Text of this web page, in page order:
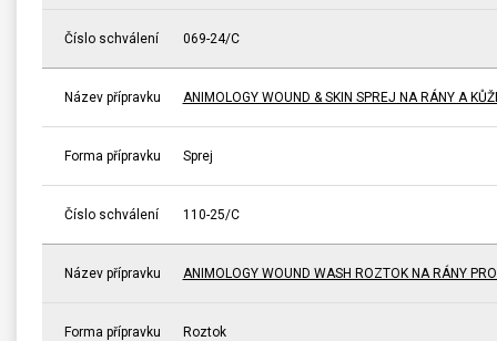
Číslo schválení 069-24/C
Název přípravku ANIMOLOGY WOUND & SKIN SPREJ NA RÁNY A
Forma přípravku Sprej
Číslo schválení 110-25/C
Název přípravku ANIMOLOGY WOUND WASH ROZTOK NA RÁNY
Forma přípravku Roztok